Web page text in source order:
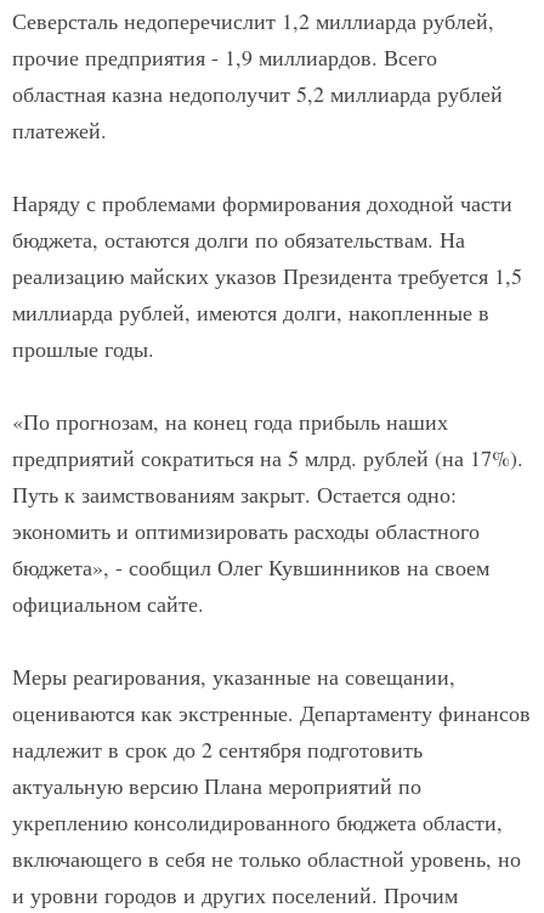
Северсталь недоперечислит 1,2 миллиарда рублей,
прочие предприятия - 1,9 миллиардов. Всего
областная казна недополучит 5,2 миллиарда рублей
платежей.
Наряду с проблемами формирования доходной части
бюджета, остаются долги по обязательствам. На
реализацию майских указов Президента требуется 1,5
миллиарда рублей, имеются долги, накопленные в
прошлые годы.
«По прогнозам, на конец года прибыль наших
предприятий сократиться на 5 млрд. рублей (на 17%).
Путь к заимствованиям закрыт. Остается одно:
экономить и оптимизировать расходы областного
бюджета», - сообщил Олег Кувшинников на своем
официальном сайте.
Меры реагирования, указанные на совещании,
оцениваются как экстренные. Департаменту финансов
надлежит в срок до 2 сентября подготовить
актуальную версию Плана мероприятий по
укреплению консолидированного бюджета области,
включающего в себя не только областной уровень, но
и уровни городов и других поселений. Прочим